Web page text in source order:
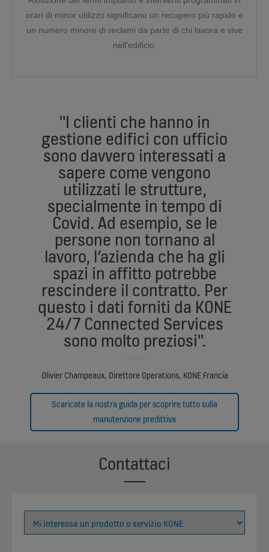
orari di minor utilizzo significano un recupero più rapido e
un numero minore di reclami da parte di chi lavora e vive
nell'edificio.
"I clienti che hanno in
gestione edifici con ufficio
sono davvero interessati a
sapere come vengono
utilizzati le strutture,
specialmente in tempo di
Covid. Ad esempio, se le
persone non tornano al
lavoro, l’azienda che ha gli
spazi in affitto potrebbe
rescindere il contratto. Per
questo i dati forniti da KONE
24/7 Connected Services
sono molto preziosi".
Olivier Champeaux, Direttore Operations, KONE Francia
Scaricate la nostra guida per scoprire tutto sulla
manutenzione predittiva
Contattaci